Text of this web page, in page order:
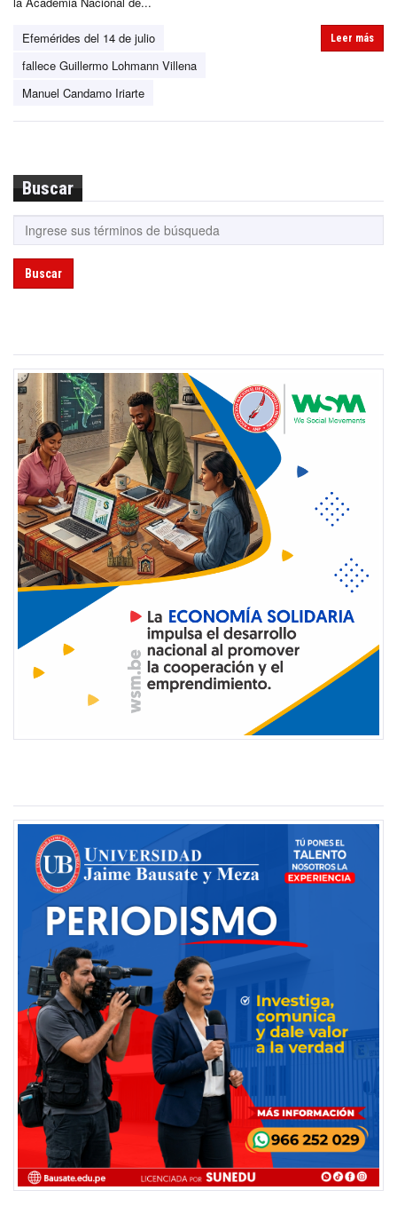
Efemérides del 14 de julio
fallece Guillermo Lohmann Villena
Manuel Candamo Iriarte
Leer más
Buscar
Buscar